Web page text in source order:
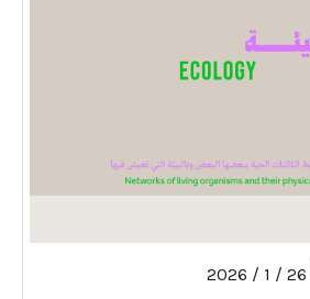
26 / 1 / 2026